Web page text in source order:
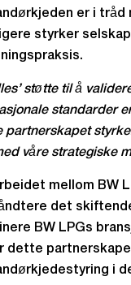
er i
styrker
støtte til å
standarder
partnerskapet
våre strategiske
mellom BW
det
BW LPGs
dette
i